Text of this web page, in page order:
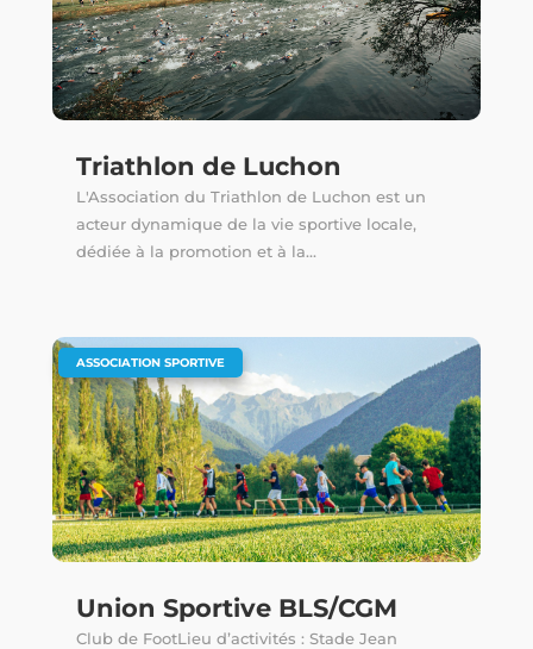
Triathlon de Luchon
L'Association du Triathlon de Luchon est un
acteur dynamique de la vie sportive locale,
dédiée à la promotion et à la...
Union Sportive BLS/CGM
ASSOCIATION SPORTIVE
Club de FootLieu d’activités : Stade Jean